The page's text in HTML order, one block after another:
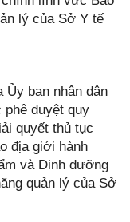
lý của Sở Y tế
Ủy ban nhân dân
phê duyệt quy
quyết thủ tục
địa giới hành
và Dinh dưỡng
quản lý của Sở